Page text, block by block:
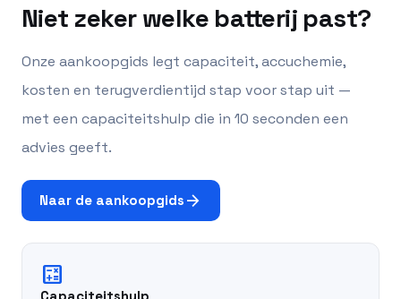
Niet zeker welke batterij past?
Onze aankoopgids legt capaciteit, accuchemie,
kosten en terugverdientijd stap voor stap uit —
met een capaciteitshulp die in 10 seconden een
advies geeft.
Naar de aankoopgids arrow_forward
calculate
Capaciteitshulp